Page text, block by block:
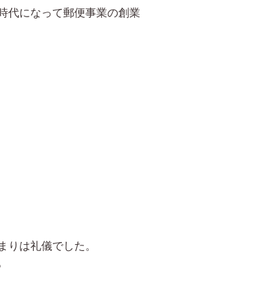
代になって郵便事業の創業
は礼儀でした。